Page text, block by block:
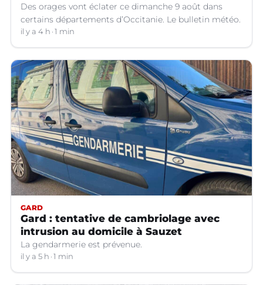
Des orages vont éclater ce dimanche 9 août dans
certains départements d’Occitanie. Le bulletin météo.
il y a 4 h 1 min
GARD
Gard : tentative de cambriolage avec
intrusion au domicile à Sauzet
La gendarmerie est prévenue.
il y a 5 h 1 min